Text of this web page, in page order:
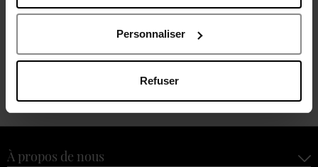
Personnaliser
Refuser
81,90 € Ajouter 60,90 € Ajouter
À propos de nous